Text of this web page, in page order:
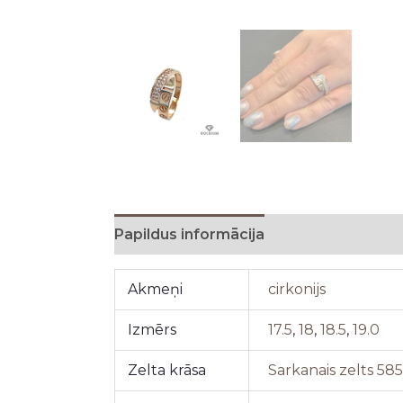
Papildus informācija
Akmeņi cirkonijs
Izmērs 17.5,18,18.5,19.0
Zelta krāsa Sarkanais zelts 585